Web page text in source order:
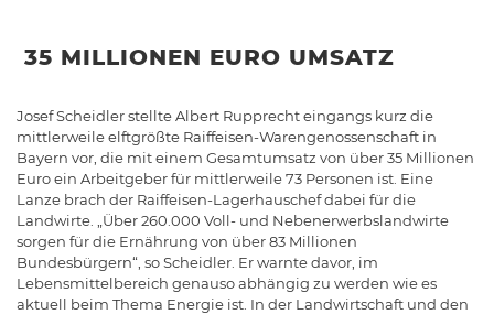
35 MILLIONEN EURO UMSATZ
Josef Scheidler stellte Albert Rupprecht eingangs kurz die
mittlerweile elftgrößte Raiffeisen-Warengenossenschaft in
Bayern vor, die mit einem Gesamtumsatz von über 35 Millionen
Euro ein Arbeitgeber für mittlerweile 73 Personen ist. Eine
Lanze brach der Raiffeisen-Lagerhauschef dabei für die
Landwirte. „Über 260.000 Voll- und Nebenerwerbslandwirte
sorgen für die Ernährung von über 83 Millionen
Bundesbürgern“, so Scheidler. Er warnte davor, im
Lebensmittelbereich genauso abhängig zu werden wie es
aktuell beim Thema Energie ist. In der Landwirtschaft und den